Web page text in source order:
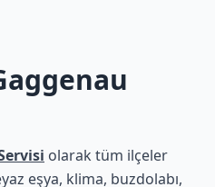
olarak tüm ilçeler
eşya, klima, buzdolabı,